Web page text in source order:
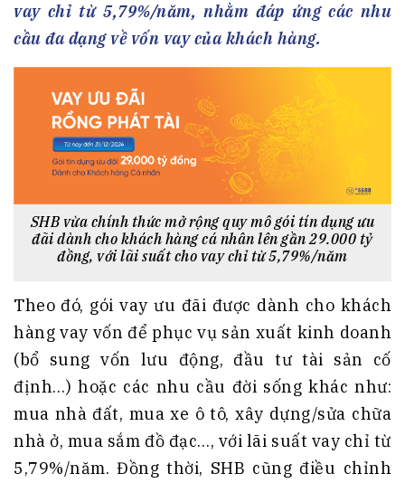
vay chỉ từ 5,79%/năm, nhằm đáp ứng các nhu
cầu đa dạng về vốn vay của khách hàng.
SHB vừa chính thức mở rộng quy mô gói tín dụng ưu
đãi dành cho khách hàng cá nhân lên gần 29.000 tỷ
đồng, với lãi suất cho vay chỉ từ 5,79%/năm
Theo đó, gói vay ưu đãi được dành cho khách
hàng vay vốn để phục vụ sản xuất kinh doanh
(bổ sung vốn lưu động, đầu tư tài sản cố
định…) hoặc các nhu cầu đời sống khác như:
mua nhà đất, mua xe ô tô, xây dựng/sửa chữa
nhà ở, mua sắm đồ đạc…, với lãi suất vay chỉ từ
5,79%/năm. Đồng thời, SHB cũng điều chỉnh